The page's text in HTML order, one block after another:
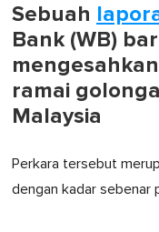
Sebuah
Bank (WB)
ramai
Malaysia
Perkara tersebut
dengan kadar sebenar